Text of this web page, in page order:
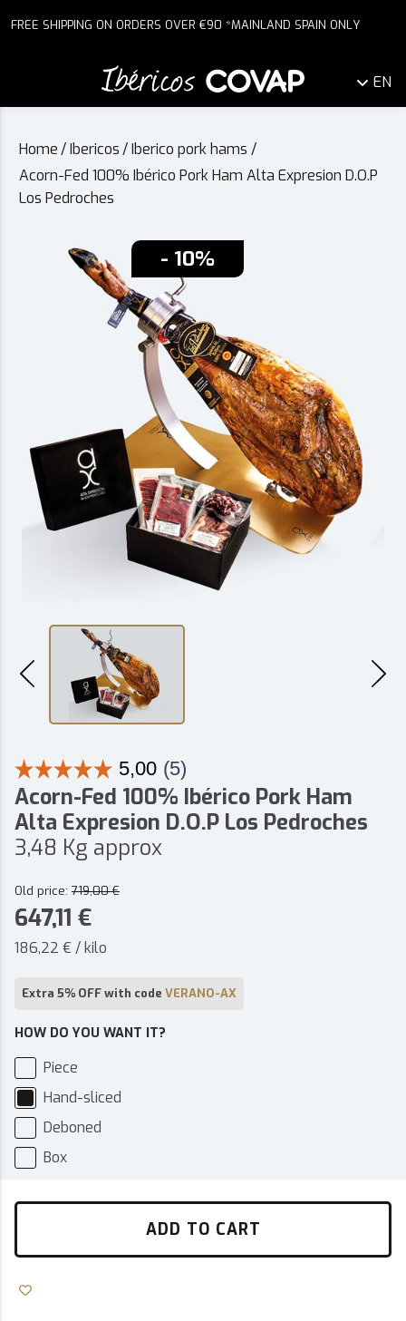
FREE SHIPPING ON ORDERS OVER €90 *MAINLAND SPAIN ONLY
EN
Home /Ibericos /Iberico pork hams /
Acorn-Fed 100% Ibérico Pork Ham Alta Expresion D.O.P
Los Pedroches
- 10%
Acorn-Fed 100% Ibérico Pork Ham
Alta Expresion D.O.P Los Pedroches
3,48 Kg approx
Old price: 719,00 €
647,11 €
186,22 € / kilo
Extra 5% OFF with code VERANO-AX
HOW DO YOU WANT IT?
Piece
Hand-sliced
Deboned
Box
ADD TO CART